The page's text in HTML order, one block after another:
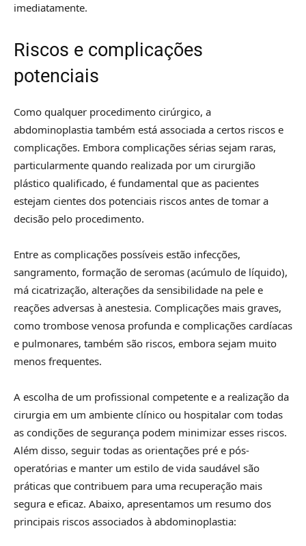
imediatamente.
Riscos e complicações
potenciais
Como qualquer procedimento cirúrgico, a
abdominoplastia também está associada a certos riscos e
complicações. Embora complicações sérias sejam raras,
particularmente quando realizada por um cirurgião
plástico qualificado, é fundamental que as pacientes
estejam cientes dos potenciais riscos antes de tomar a
decisão pelo procedimento.
Entre as complicações possíveis estão infecções,
sangramento, formação de seromas (acúmulo de líquido),
má cicatrização, alterações da sensibilidade na pele e
reações adversas à anestesia. Complicações mais graves,
como trombose venosa profunda e complicações cardíacas
e pulmonares, também são riscos, embora sejam muito
menos frequentes.
A escolha de um profissional competente e a realização da
cirurgia em um ambiente clínico ou hospitalar com todas
as condições de segurança podem minimizar esses riscos.
Além disso, seguir todas as orientações pré e pós-
operatórias e manter um estilo de vida saudável são
práticas que contribuem para uma recuperação mais
segura e eficaz. Abaixo, apresentamos um resumo dos
principais riscos associados à abdominoplastia: